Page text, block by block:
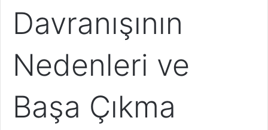
Davranışının
Nedenleri ve
Başa Çıkma